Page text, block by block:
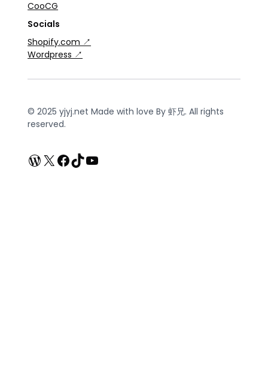
CooCG
Socials
Shopify.com ↗
Wordpress ↗
© 2025 yjyj.net Made with love By 虾兄. All rights
reserved.
WordPress
X Facebook
TikTokYouTube